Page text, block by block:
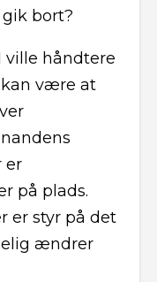
bort?
ville håndtere
kan være at
er
på plads.
er styr på det
ændrer